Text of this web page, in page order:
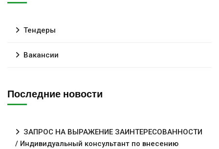
Тендеры
Вакансии
Последние новости
ЗАПРОС НА ВЫРАЖЕНИЕ ЗАИНТЕРЕСОВАННОСТИ
/ Индивидуальный консультант по внесению